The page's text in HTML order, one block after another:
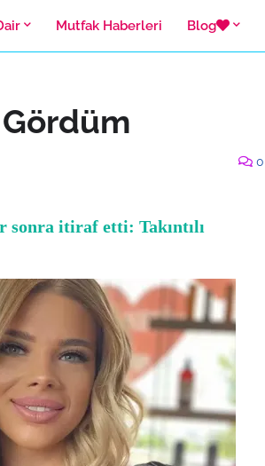
Mutfak Haberleri Blog
Gördüm
0
sonra itiraf etti: Takıntılı